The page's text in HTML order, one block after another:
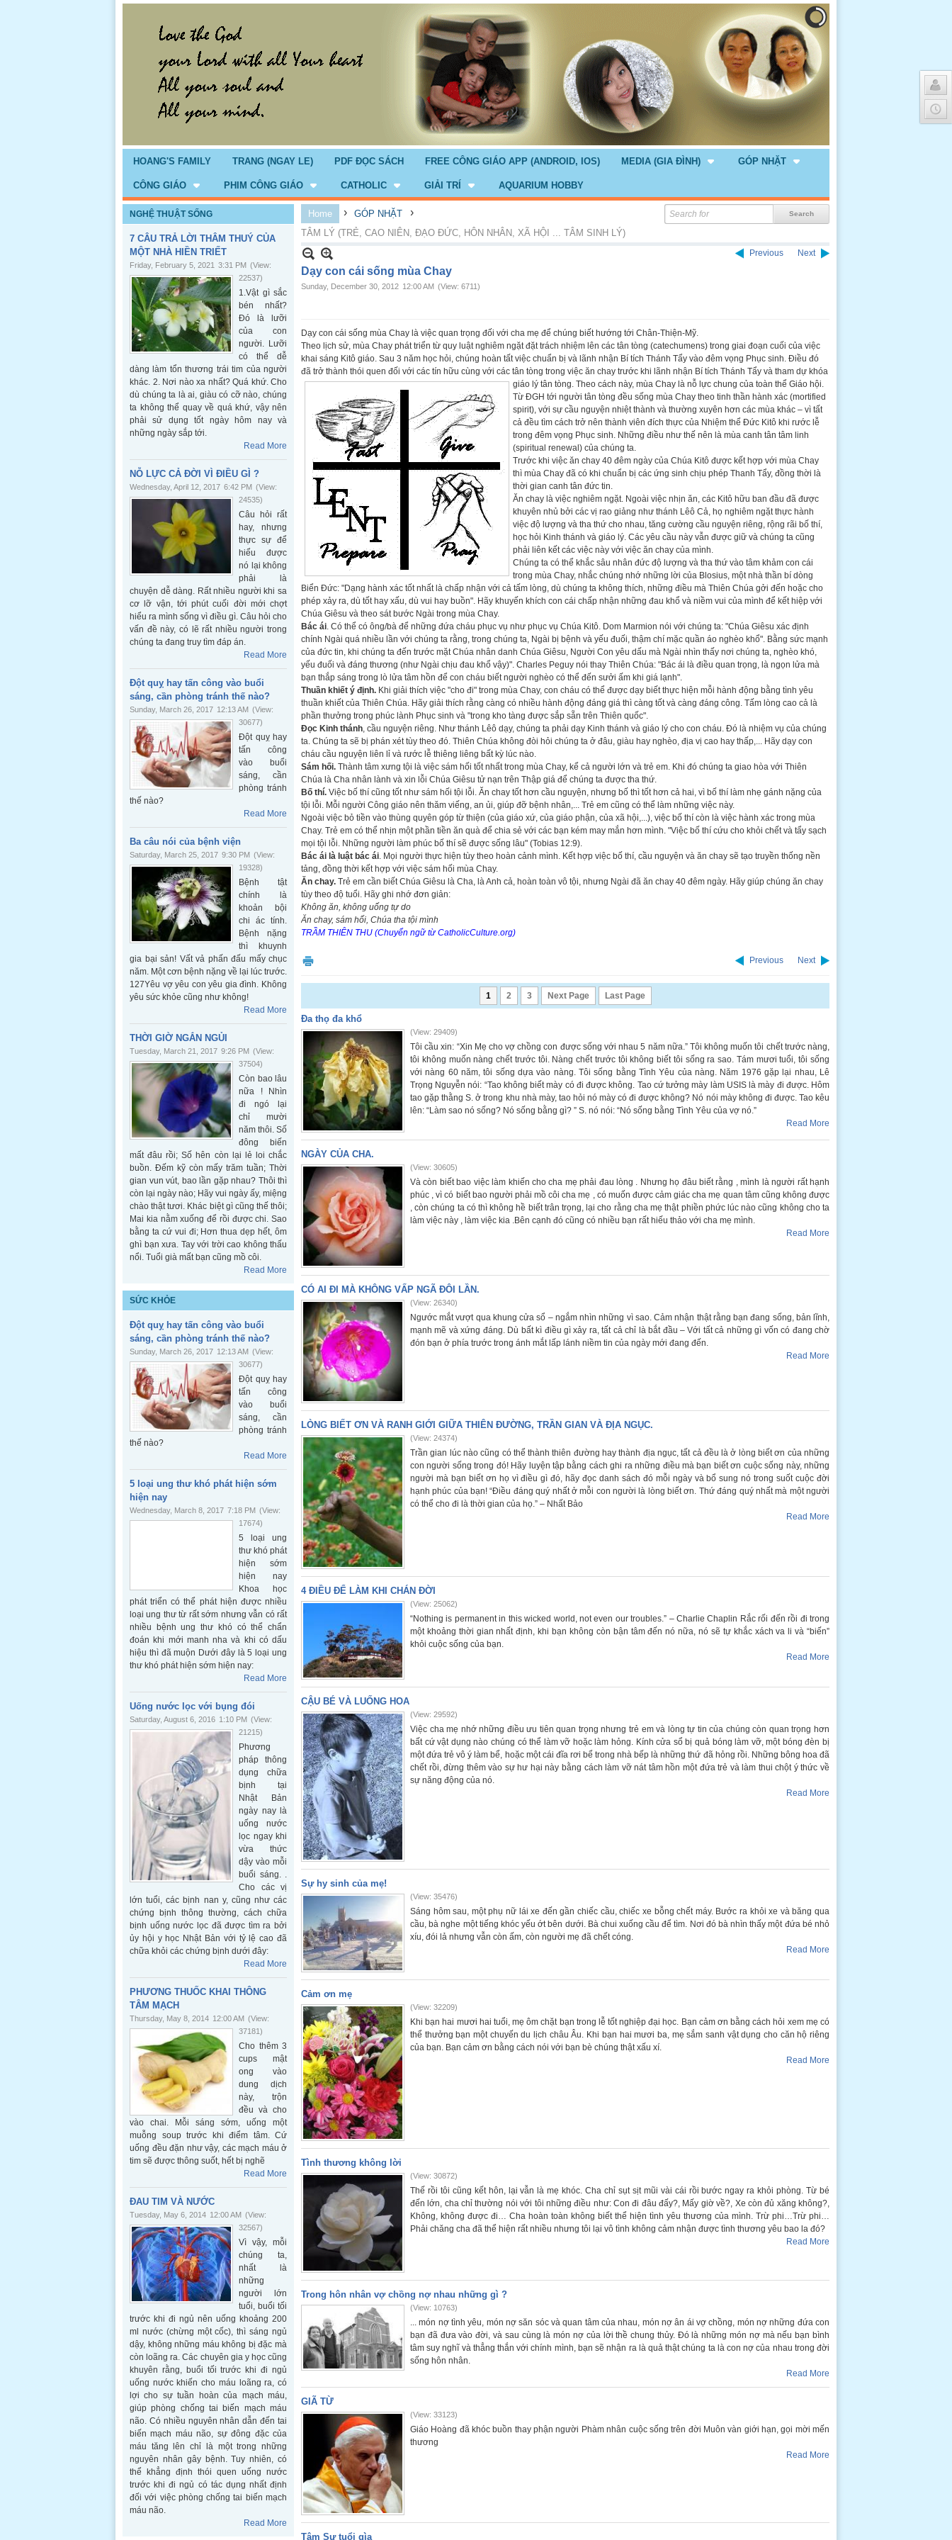
HOANG'S FAMILY TRANG (NGAY LE) PDF ĐỌC SÁCH FREE CÔNG GIÁO APP (ANDROID, IOS) MEDIA (GIA ĐÌNH) GÓP NHẶT
CÔNG GIÁO PHIM CÔNG GIÁO CATHOLIC GIẢI TRÍ AQUARIUM HOBBY
NGHỆ THUẬT SỐNG
7 CÂU TRẢ LỜI THÂM THUÝ CỦA
MỘT NHÀ HIỀN TRIẾT
Friday, February 5, 2021 3:31 PM (View:
22537)
1.Vật gì sắc
bén nhất?
Đó là lưỡi
của con
người. Lưỡi
có thể dễ
dàng làm tổn thương trái tim của người
khác. 2. Nơi nào xa nhất? Quá khứ. Cho
dù chúng ta là ai, giàu có cỡ nào, chúng
ta không thể quay về quá khứ, vậy nên
phải sử dụng tốt ngày hôm nay và
những ngày sắp tới.
Read More
NỖ LỰC CẢ ĐỜI VÌ ĐIỀU GÌ ?
Wednesday, April 12, 2017 6:42 PM (View:
24535)
Câu hỏi rất
hay, nhưng
thực sự để
hiểu được
nó lại không
phải là
chuyện dễ dàng. Rất nhiều người khi sa
cơ lỡ vận, tới phút cuối đời mới chợt
hiểu ra mình sống vì điều gì. Câu hỏi cho
vấn đề này, có lẽ rất nhiều người trong
chúng ta đang truy tìm đáp án.
Read More
Đột quỵ hay tấn công vào buổi
sáng, cần phòng tránh thế nào?
Sunday, March 26, 2017 12:13 AM (View:
30677)
Đột quỵ hay
tấn công
vào buổi
sáng, cần
phòng tránh
thế nào?
Read More
Ba câu nói của bệnh viện
Saturday, March 25, 2017 9:30 PM (View:
19328)
Bệnh tật
chính là
khoản bội
chi ác tính.
Bệnh nặng
thì khuynh
gia bại sản! Vất vả phấn đấu mấy chục
năm. Một cơn bệnh nặng về lại lúc trước.
127Yêu vợ yêu con yêu gia đình. Không
yêu sức khỏe cũng như không!
Read More
THỜI GIỜ NGẮN NGỦI
Tuesday, March 21, 2017 9:26 PM (View:
37504)
Còn bao lâu
nữa ! Nhìn
đi ngó lại
chỉ mười
năm thôi. Số
đông biến
mất đâu rồi; Số hên còn lại lẻ loi chắc
buồn. Đếm kỹ còn mấy trăm tuần; Thời
gian vun vút, bao lần gặp nhau? Thôi thì
còn lại ngày nào; Hãy vui ngày ấy, miệng
chào thật tươi. Khác biệt gì cũng thế thôi;
Mai kia nằm xuống để rồi được chi. Sao
bằng ta cứ vui đi; Hơn thua dẹp hết, ôm
ghì bạn xưa. Tay với trời cao không thấu
nổi. Tuổi già mất bạn cũng mồ côi.
Read More
SỨC KHỎE
Đột quỵ hay tấn công vào buổi
sáng, cần phòng tránh thế nào?
Sunday, March 26, 2017 12:13 AM (View:
30677)
Đột quỵ hay
tấn công
vào buổi
sáng, cần
phòng tránh
thế nào?
Read More
5 loại ung thư khó phát hiện sớm
hiện nay
Wednesday, March 8, 2017 7:18 PM (View:
17674)
5 loại ung
thư khó phát
hiện sớm
hiện nay
Khoa học
phát triển có thể phát hiện được nhiều
loại ung thư từ rất sớm nhưng vẫn có rất
nhiều bệnh ung thư khó có thể chẩn
đoán khi mới manh nha và khi có dấu
hiệu thì đã muộn Dưới đây là 5 loại ung
thư khó phát hiện sớm hiện nay:
Read More
Uống nước lọc với bụng đói
Saturday, August 6, 2016 1:10 PM (View:
21215)
Phương
pháp thông
dụng chữa
bịnh tại
Nhật Bản
ngày nay là
uống nước
lọc ngay khi
vừa thức
dậy vào mỗi
buổi sáng. .
Cho các vị
lớn tuổi, các bịnh nan y, cũng như các
chứng bịnh thông thường, cách chữa
bịnh uống nước lọc đã được tìm ra bởi
ủy hội y học Nhật Bản với tỷ lệ cao đã
chữa khỏi các chứng bịnh dưới đây:
Read More
PHƯƠNG THUỐC KHAI THÔNG
TÂM MẠCH
Thursday, May 8, 2014 12:00 AM (View:
37181)
Cho thêm 3
cups mật
ong vào
dung dịch
này, trộn
đều và cho
vào chai. Mỗi sáng sớm, uống một
muỗng soup trước khi điểm tâm. Cứ
uống đều đặn như vậy, các mạch máu ở
tim sẽ được thông suốt, hết bị nghẽ
Read More
ĐAU TIM VÀ NƯỚC
Tuesday, May 6, 2014 12:00 AM (View:
32567)
Vì vậy, mỗi
chúng ta,
nhất là
những
người lớn
tuổi, buổi tối
trước khi đi ngủ nên uống khoảng 200
ml nước (chừng một cốc), thì sáng ngủ
dậy, không những máu không bị đặc mà
còn loãng ra. Các chuyên gia y học cũng
khuyên rằng, buổi tối trước khi đi ngủ
uống nước khiến cho máu loãng ra, có
lợi cho sự tuần hoàn của mạch máu,
giúp phòng chống tai biến mạch máu
não. Có nhiều nguyên nhân dẫn đến tai
biến mạch máu não, sự đông đặc của
máu tăng lên chỉ là một trong những
nguyên nhân gây bệnh. Tuy nhiên, có
thể khẳng định thói quen uống nước
trước khi đi ngủ có tác dụng nhất định
đối với việc phòng chống tai biến mạch
máu não.
Read More
Home › GÓP NHẶT ›
TÂM LÝ (TRẺ, CAO NIÊN, ĐẠO ĐỨC, HÔN NHÂN, XÃ HỘI ... TÂM SINH LÝ)
Previous Next
Dạy con cái sống mùa Chay
Sunday, December 30, 2012 12:00 AM (View: 6711)
Dạy con cái sống mùa Chay là việc quan trọng đối với cha mẹ để chúng biết hướng tới Chân-Thiện-Mỹ.
Theo lịch sử, mùa Chay phát triển từ quy luật nghiêm ngặt đặt trách nhiệm lên các tân tòng (catechumens) trong giai đoạn cuối của việc
khai sáng Kitô giáo. Sau 3 năm học hỏi, chúng hoàn tất việc chuẩn bị và lãnh nhận Bí tích Thánh Tẩy vào đêm vọng Phục sinh. Điều đó
đã trở thành thói quen đối với các tín hữu cùng với các tân tòng trong việc ăn chay trước khi lãnh nhận Bí tích Thánh Tẩy và tham dự khóa
giáo lý tân tòng. Theo cách này, mùa Chay là nỗ lực chung của toàn thể Giáo hội.
Từ ĐGH tới người tân tòng đều sống mùa Chay theo tinh thần hành xác (mortified
spirit), với sự cầu nguyện nhiệt thành và thường xuyên hơn các mùa khác – vì tất
cả đều tìm cách trở nên thành viên đích thực của Nhiệm thể Đức Kitô khi rước lễ
trong đêm vọng Phục sinh. Những điều như thế nên là mùa canh tân tâm linh
(spiritual renewal) của chúng ta.
Trước khi việc ăn chay 40 đêm ngày của Chúa Kitô được kết hợp với mùa Chay
thì mùa Chay đã có khi chuẩn bị các ứng sinh chịu phép Thanh Tẩy, đồng thời là
thời gian canh tân đức tin.
Ăn chay là việc nghiêm ngặt. Ngoài việc nhịn ăn, các Kitô hữu ban đầu đã được
khuyên nhủ bởi các vị rao giảng như thánh Lêô Cả, họ nghiêm ngặt thực hành
việc độ lượng và tha thứ cho nhau, tăng cường cầu nguyện riêng, rộng rãi bố thí,
học hỏi Kinh thánh và giáo lý. Các yêu cầu này vẫn được giữ và chúng ta cũng
phải liên kết các việc này với việc ăn chay của mình.
Chúng ta có thể khắc sâu nhân đức độ lượng và tha thứ vào tâm khảm con cái
trong mùa Chay, nhắc chúng nhớ những lời của Blosius, một nhà thần bí dòng
Biển Đức: "Dạng hành xác tốt nhất là chấp nhận với cả tấm lòng, dù chúng ta không thích, những điều mà Thiên Chúa gởi đến hoặc cho
phép xảy ra, dù tốt hay xấu, dù vui hay buồn". Hãy khuyến khích con cái chấp nhận những đau khổ và niềm vui của mình để kết hiệp với
Chúa Giêsu và theo sát bước Ngài trong mùa Chay.
Bác ái. Có thể có ông/bà để những đứa cháu phục vụ như phục vụ Chúa Kitô. Dom Marmion nói với chúng ta: "Chúa Giêsu xác định
chính Ngài quá nhiều lần với chúng ta rằng, trong chúng ta, Ngài bị bệnh và yếu đuối, thậm chí mặc quần áo nghèo khổ". Bằng sức mạnh
của đức tin, khi chúng ta đến trước mặt Chúa nhân danh Chúa Giêsu, Người Con yêu dấu mà Ngài nhìn thấy nơi chúng ta, nghèo khó,
yếu đuối và đáng thương (như Ngài chịu đau khổ vậy)". Charles Peguy nói thay Thiên Chúa: "Bác ái là điều quan trọng, là ngọn lửa mà
bạn thắp sáng trong lò lửa tâm hồn để con cháu biết người nghèo có thể đến sưởi ấm khi giá lạnh".
Thuần khiết ý định. Khi giải thích việc "cho đi" trong mùa Chay, con cháu có thể được dạy biết thực hiện mỗi hành động bằng tình yêu
thuần khiết của Thiên Chúa. Hãy giải thích rằng càng có nhiều hành động đáng giá thì càng tốt và càng đáng công. Tấm lòng cao cả là
phần thưởng trong phúc lành Phục sinh và "trong kho tàng được sắp sẵn trên Thiên quốc".
Đọc Kinh thánh, cầu nguyện riêng. Như thánh Lêô dạy, chúng ta phải dạy Kinh thánh và giáo lý cho con cháu. Đó là nhiệm vụ của chúng
ta. Chúng ta sẽ bị phán xét tùy theo đó. Thiên Chúa không đòi hỏi chúng ta ở đâu, giàu hay nghèo, địa vị cao hay thấp,... Hãy dạy con
cháu cầu nguyện liên lỉ và rước lễ thiêng liêng bất kỳ lúc nào.
Sám hối. Thành tâm xưng tội là việc sám hối tốt nhất trong mùa Chay, kể cả người lớn và trẻ em. Khi đó chúng ta giao hòa với Thiên
Chúa là Cha nhân lành và xin lỗi Chúa Giêsu tử nạn trên Thập giá để chúng ta được tha thứ.
Bố thí. Việc bố thí cũng tốt như sám hối tội lỗi. Ăn chay tốt hơn cầu nguyện, nhưng bố thì tốt hơn cả hai, vì bố thí làm nhẹ gánh nặng của
tội lỗi. Mỗi người Công giáo nên thăm viếng, an ủi, giúp đỡ bệnh nhân,... Trẻ em cũng có thể làm những việc này.
Ngoài việc bỏ tiền vào thùng quyên góp từ thiện (của giáo xứ, của giáo phận, của xã hội,...), việc bố thí còn là việc hành xác trong mùa
Chay. Trẻ em có thể nhịn một phần tiền ăn quà để chia sẻ với các bạn kém may mắn hơn mình. "Việc bố thí cứu cho khỏi chết và tẩy sạch
mọi tội lỗi. Những người làm phúc bố thí sẽ được sống lâu" (Tobias 12:9).
Bác ái là luật bác ái. Mọi người thực hiện tùy theo hoàn cảnh mình. Kết hợp việc bố thí, cầu nguyện và ăn chay sẽ tạo truyền thống nền
tảng, đồng thời kết hợp với việc sám hối mùa Chay.
Ăn chay. Trẻ em cần biết Chúa Giêsu là Cha, là Anh cả, hoàn toàn vô tội, nhưng Ngài đã ăn chay 40 đêm ngày. Hãy giúp chúng ăn chay
tùy theo độ tuổi. Hãy ghi nhớ đơn giản:
Không ăn, không uống tự do
Ăn chay, sám hối, Chúa tha tội mình
TRẦM THIÊN THU (Chuyển ngữ từ CatholicCulture.org)
Previous Next
1 2 3 Next Page Last Page
Đa thọ đa khổ
(View: 29409)
Tôi cầu xin: “Xin Mẹ cho vợ chồng con được sống với nhau 5 năm nữa.” Tôi không muốn tôi chết trước nàng,
tôi không muốn nàng chết trước tôi. Nàng chết trước tôi không biết tôi sống ra sao. Tám mươi tuổi, tôi sống
với nàng 60 năm, tôi sống dựa vào nàng. Tôi sống bằng Tình Yêu của nàng. Năm 1976 gặp lại nhau, Lê
Trọng Nguyễn nói: “Tao không biết mày có đi được không. Tao cứ tưởng mày làm USIS là mày đi được. Hôm
tao gặp thằng S. ở trong khu nhà mày, tao hỏi nó mày có đi được không? Nó nói mày không đi được. Tao kêu
lên: “Làm sao nó sống? Nó sống bằng gì? ” S. nó nói: “Nó sống bằng Tình Yêu của vợ nó.”
Read More
NGÀY CỦA CHA.
(View: 30605)
Và còn biết bao việc làm khiến cho cha mẹ phải đau lòng . Nhưng họ đâu biết rằng , mình là người rất hạnh
phúc , vì có biết bao người phải mồ côi cha mẹ , có muốn được cảm giác cha mẹ quan tâm cũng không được
, còn chúng ta có thì không hề biết trân trọng, lại cho rằng cha mẹ thật phiền phức lúc nào cũng không cho ta
làm việc này , làm việc kia .Bên cạnh đó cũng có nhiều bạn rất hiếu thảo với cha mẹ mình.
Read More
CÓ AI ĐI MÀ KHÔNG VẤP NGÃ ĐÔI LẦN.
(View: 26340)
Ngước mắt vượt qua khung cửa sổ – ngắm nhìn những vì sao. Cảm nhận thật rằng bạn đang sống, bản lĩnh,
mạnh mẽ và xứng đáng. Dù bất kì điều gì xảy ra, tất cả chỉ là bắt đầu – Với tất cả những gì vốn có đang chờ
đón bạn ở phía trước trong ánh mắt lấp lánh niềm tin của ngày mới đang đến.
Read More
LÒNG BIẾT ƠN VÀ RANH GIỚI GIỮA THIÊN ĐƯỜNG, TRẦN GIAN VÀ ĐỊA NGỤC.
(View: 24374)
Trần gian lúc nào cũng có thể thành thiên đường hay thành địa ngục, tất cả đều là ở lòng biết ơn của những
con người sống trong đó! Hãy luyện tập bằng cách ghi ra những điều mà bạn biết ơn cuộc sống này, những
người mà bạn biết ơn họ vì điều gì đó, hãy đọc danh sách đó mỗi ngày và bổ sung nó trong suốt cuộc đời
hạnh phúc của bạn! “Điều đáng quý nhất ở mỗi con người là lòng biết ơn. Thứ đáng quý nhất mà một người
có thể cho đi là thời gian của họ.” – Nhất Bảo
Read More
4 ĐIỀU ĐỂ LÀM KHI CHÁN ĐỜI
(View: 25062)
“Nothing is permanent in this wicked world, not even our troubles.” – Charlie Chaplin Rắc rối đến rồi đi trong
một khoảng thời gian nhất định, khi bạn không còn bận tâm đến nó nữa, nó sẽ tự khắc xách va li và “biến”
khỏi cuộc sống của bạn.
Read More
CẬU BÉ VÀ LUỐNG HOA
(View: 29592)
Việc cha mẹ nhớ những điều ưu tiên quan trọng nhưng trẻ em và lòng tự tin của chúng còn quan trọng hơn
bất cứ vật dụng nào chúng có thể làm vỡ hoặc làm hỏng. Kính cửa sổ bị quả bóng làm vỡ, một bóng đèn bị
một đứa trẻ vô ý làm bể, hoặc một cái đĩa rơi bể trong nhà bếp là những thứ đã hỏng rồi. Những bông hoa đã
chết rồi, đừng thêm vào sự hư hại này bằng cách làm vỡ nát tâm hồn một đứa trẻ và làm thui chột ý thức về
sự năng động của nó.
Read More
Sự hy sinh của mẹ!
(View: 35476)
Sáng hôm sau, một phụ nữ lái xe đến gần chiếc cầu, chiếc xe bỗng chết máy. Bước ra khỏi xe và băng qua
cầu, bà nghe một tiếng khóc yếu ớt bên dưới. Bà chui xuống cầu để tìm. Nơi đó bà nhìn thấy một đứa bé nhỏ
xíu, đói lả nhưng vẫn còn ấm, còn người mẹ đã chết cóng.
Read More
Cảm ơn mẹ
(View: 32209)
Khi bạn hai mươi hai tuổi, mẹ ôm chặt bạn trong lễ tốt nghiệp đại học. Bạn cảm ơn bằng cách hỏi xem mẹ có
thể thưởng bạn một chuyến du lịch châu Âu. Khi bạn hai mươi ba, mẹ sắm sanh vật dụng cho căn hộ riêng
của bạn. Bạn cảm ơn bằng cách nói với bạn bè chúng thật xấu xí.
Read More
Tình thương không lời
(View: 30872)
Thế rồi tôi cũng kết hôn, lại vẫn là mẹ khóc. Cha chỉ sụt sịt mũi vài cái rồi bước ngay ra khỏi phòng. Từ bé
đến lớn, cha chỉ thường nói với tôi những điều như: Con đi đâu đấy?, Mấy giờ về?, Xe còn đủ xăng không?,
Không, không được đi… Cha hoàn toàn không biết thể hiện tình yêu thương của mình. Trừ phi…Trừ phi…
Phải chăng cha đã thể hiện rất nhiều nhưng tôi lại vô tình không cảm nhận được tình thương yêu bao la đó?
Read More
Trong hôn nhân vợ chồng nợ nhau những gì ?
(View: 10763)
... món nợ tình yêu, món nợ săn sóc và quan tâm của nhau, món nợ ân ái vợ chồng, món nợ những đứa con
bạn đã đưa vào đời, và sau cùng là món nợ của lời thề chung thủy. Đó là những món nợ mà nếu bạn bình
tâm suy nghĩ và thẳng thắn với chính mình, bạn sẽ nhận ra là quả thật chúng ta là con nợ của nhau trong đời
sống hôn nhân.
Read More
GIÃ TỪ
(View: 33123)
Giáo Hoàng đã khóc buồn thay phận người Phàm nhân cuộc sống trên đời Muôn vàn giới hạn, gọi mời mến
thương
Read More
Tâm Sự tuổi gìa